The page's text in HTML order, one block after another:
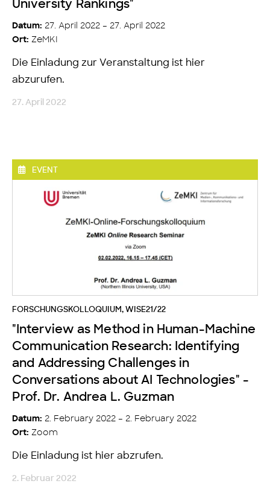
University Rankings"
Datum: 27. April 2022 – 27. April 2022
Ort: ZeMKI
Die Einladung zur Veranstaltung ist hier
abzurufen.
27. April 2022
EVENT
FORSCHUNGSKOLLOQUIUM, WISE21/22
"Interview as Method in Human-Machine
Communication Research: Identifying
and Addressing Challenges in
Conversations about AI Technologies" -
Prof. Dr. Andrea L. Guzman
Datum: 2. February 2022 – 2. February 2022
Ort: Zoom
Die Einladung ist hier abzrufen.
2. Februar 2022